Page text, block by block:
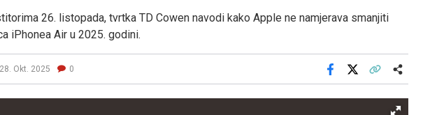
26. listopada, tvrtka TD Cowen navodi kako Apple ne namjerava smanjiti
iPhonea Air u 2025. godini.
28. Okt. 2025 0
Facebook